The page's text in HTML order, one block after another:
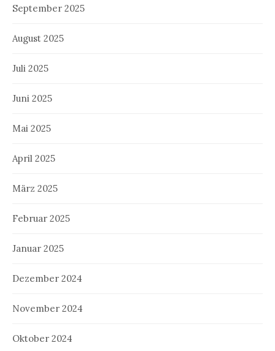
September 2025
August 2025
Juli 2025
Juni 2025
Mai 2025
April 2025
März 2025
Februar 2025
Januar 2025
Dezember 2024
November 2024
Oktober 2024